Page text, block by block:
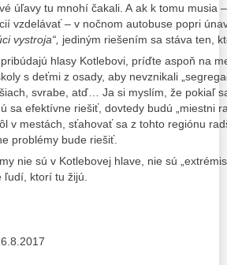
úľavy tu mnohí čakali. A ak k tomu musia
vzdelávať – v nočnom autobuse popri
vystroja“, jediným riešením sa stáva ten,
hlasy Kotlebovi, príďte aspoň na
s deťmi z osady, aby nevznikali
svrabe, atď… Ja si myslím, že pokiaľ
sa efektívne riešiť, dovtedy budú „miestni
v mestách, sťahovať sa z tohto regiónu
problémy bude riešiť.
nie sú v Kotlebovej hlave, nie sú
ľudí, ktorí tu žijú.